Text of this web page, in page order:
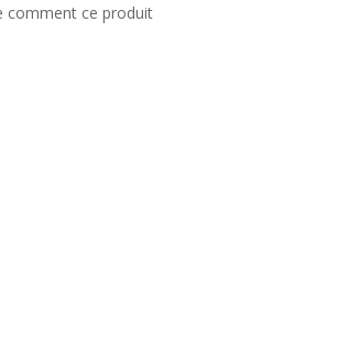
comment ce produit